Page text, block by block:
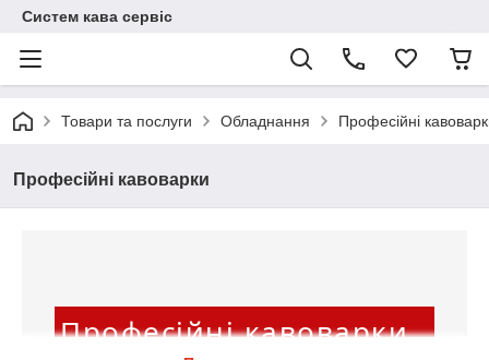
Систем кава сервіс
Товари та послуги Обладнання Професійні
Професійні кавоварки
Професійні кавоварки